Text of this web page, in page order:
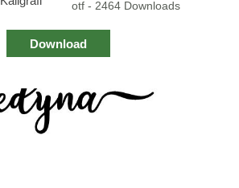
otf - 2464 Downloads
Download